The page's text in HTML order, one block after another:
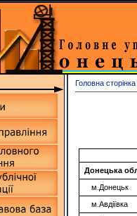
Головна сторінка
Донецька
м.Донецьк
м.Авдіївка